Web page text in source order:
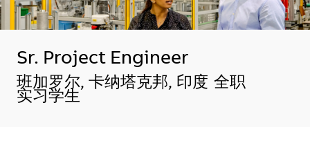
Sr. Project Engineer
地点
班加罗尔, 卡纳塔克邦, 印度 全职
实习学生